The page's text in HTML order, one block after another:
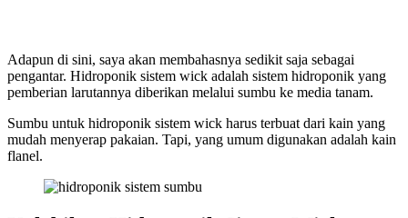
Adapun di sini, saya akan membahasnya sedikit saja sebagai
pengantar. Hidroponik sistem wick adalah sistem hidroponik yang
pemberian larutannya diberikan melalui sumbu ke media tanam.
Sumbu untuk hidroponik sistem wick harus terbuat dari kain yang
mudah menyerap pakaian. Tapi, yang umum digunakan adalah kain
flanel.